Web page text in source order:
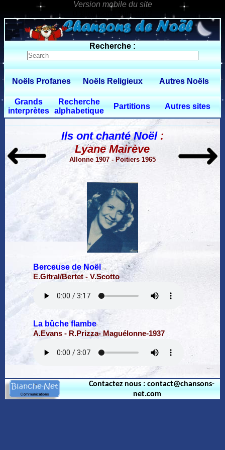
0 $limitbot 1 $limittot 2
Recherche :
Noëls Profanes Noëls Religieux Autres Noëls
Grands
interprètes
Recherche
alphabetique
Partitions Autres sites
Ils ont chanté Noël:
Lyane Mairève
Allonne 1907 - Poitiers 1965
Berceuse de Noël
E.Gitral/Bertet - V.Scotto
La bûche flambe
A.Evans - R.Prizza- Maguélonne-1937
Contactez nous : contact@chansons-
net.com